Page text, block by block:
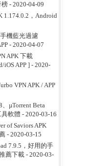
榜- 2020-04-09
1.174.0.2，Android
機藍光過濾
- 2020-04-07
APK 下載
iOS APP ]- 2020-
VPN APK / APP
、µTorrent Beta
具軟體 - 2020-03-16
of Saviors APK
- 2020-03-15
7.9.5，好用的手
薦下載- 2020-03-